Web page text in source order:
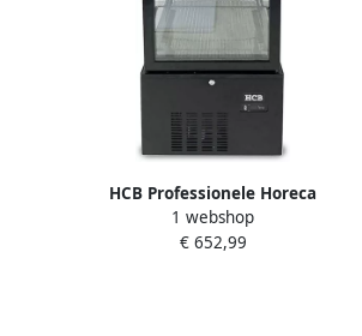
HCB Professionele Horeca
Gebaksvitrine 158 liter zwart 230V
Koelvitrine 51.5x55x123 cm (BxDxH) 62
1 webshop
€ 652,99